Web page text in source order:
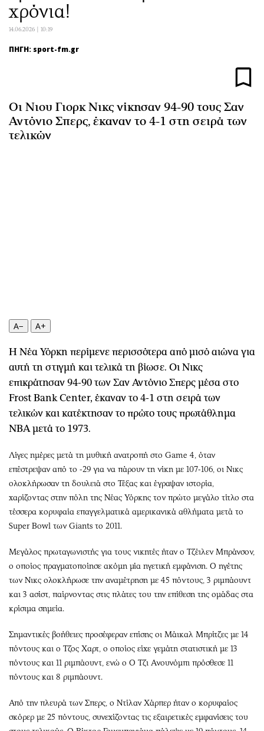
Αθλητισμός
Κύπρος
Ελλάδα
Οικονομία
Real Estate
Παράξενα
Πολιτισμός
Σινεμά
Θέατρο-Χορός
Μουσική
Εικαστικά
Χειρόγραφα
Πολιτική
Wine routes
Podcasts
Uncut
Προσφορές
Προσωπικότητες στην ''Κ''
χρόνια!
14.06.2026 | 10:19
ΠΗΓΗ: sport-fm.gr
Οι Νιου Γιορκ Νικς νίκησαν 94-90 τους Σαν
Αντόνιο Σπερς, έκαναν το 4-1 στη σειρά των
τελικών
A− A+
Η Νέα Υόρκη περίμενε περισσότερα από μισό αιώνα για
αυτή τη στιγμή και τελικά τη βίωσε. Οι Νικς
επικράτησαν 94-90 των Σαν Αντόνιο Σπερς μέσα στο
Frost Bank Center, έκαναν το 4-1 στη σειρά των
τελικών και κατέκτησαν το πρώτο τους πρωτάθλημα
NBA μετά το 1973.
Λίγες ημέρες μετά τη μυθική ανατροπή στο Game 4, όταν
επέστρεψαν από το -29 για να πάρουν τη νίκη με 107-106, οι Νικς
ολοκλήρωσαν τη δουλειά στο Τέξας και έγραψαν ιστορία,
χαρίζοντας στην πόλη της Νέας Υόρκης τον πρώτο μεγάλο τίτλο στα
τέσσερα κορυφαία επαγγελματικά αμερικανικά αθλήματα μετά το
Super Bowl των Giants το 2011.
Μεγάλος πρωταγωνιστής για τους νικητές ήταν ο Τζέιλεν Μπράνσον,
ο οποίος πραγματοποίησε ακόμη μία ηγετική εμφάνιση. Ο ηγέτης
των Νικς ολοκλήρωσε την αναμέτρηση με 45 πόντους, 3 ριμπάουντ
και 3 ασίστ, παίρνοντας στις πλάτες του την επίθεση της ομάδας στα
κρίσιμα σημεία.
Σημαντικές βοήθειες προσέφεραν επίσης οι Μάικαλ Μπρίτζες με 14
πόντους και ο Τζος Χαρτ, ο οποίος είχε γεμάτη στατιστική με 13
πόντους και 11 ριμπάουντ, ενώ ο Ο Τζι Ανουνόμπι πρόσθεσε 11
πόντους και 8 ριμπάουντ.
Από την πλευρά των Σπερς, ο Ντίλαν Χάρπερ ήταν ο κορυφαίος
σκόρερ με 25 πόντους, συνεχίζοντας τις εξαιρετικές εμφανίσεις του